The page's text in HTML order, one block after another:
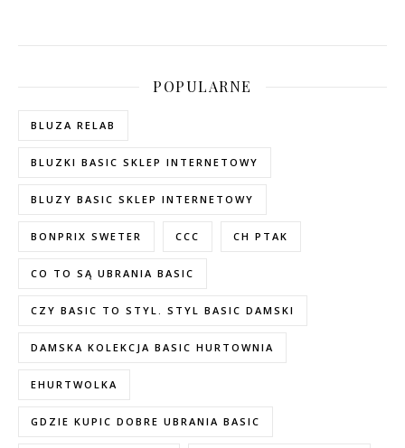
POPULARNE
BLUZA RELAB
BLUZKI BASIC SKLEP INTERNETOWY
BLUZY BASIC SKLEP INTERNETOWY
BONPRIX SWETER CCC CH PTAK
CO TO SĄ UBRANIA BASIC
CZY BASIC TO STYL. STYL BASIC DAMSKI
DAMSKA KOLEKCJA BASIC HURTOWNIA
EHURTWOLKA
GDZIE KUPIC DOBRE UBRANIA BASIC